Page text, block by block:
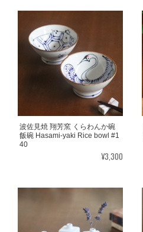
波佐見焼 翔芳窯 くらわんか碗
飯碗 Hasami-yaki Rice bowl #1
40
¥3,300